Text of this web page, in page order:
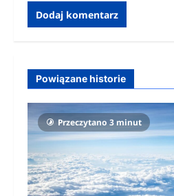
Powiązane historie
Przeczytano 3 minut